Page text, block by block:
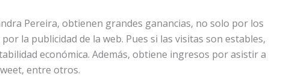
Pereira, obtienen grandes ganancias, no solo por los
la publicidad de la web. Pues si las visitas son estables,
económica. Además, obtiene ingresos por asistir a
entre otros.